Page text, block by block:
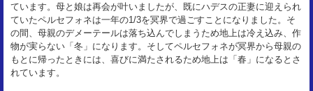
ています。母と娘は再会が叶いましたが、既にハデスの正妻に迎えられ
ていたペルセフォネは一年の1/3を冥界で過ごすことになりました。そ
の間、母親のデメーテールは落ち込んでしまうため地上は冷え込み、作
物が実らない「冬」になります。そしてペルセフォネが冥界から母親の
もとに帰ったときには、喜びに満たされるため地上は「春」になるとさ
れています。